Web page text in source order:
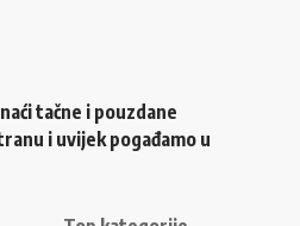
tačne i pouzdane
i uvijek pogađamo u